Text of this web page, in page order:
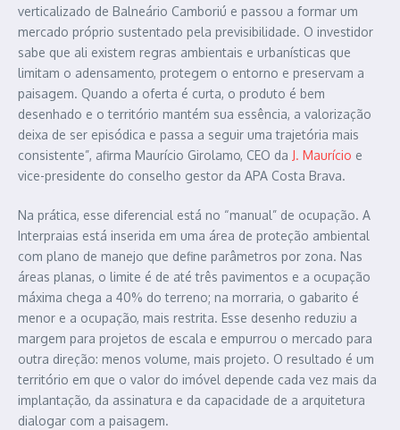
verticalizado de Balneário Camboriú e passou a formar um
mercado próprio sustentado pela previsibilidade. O investidor
sabe que ali existem regras ambientais e urbanísticas que
limitam o adensamento, protegem o entorno e preservam a
paisagem. Quando a oferta é curta, o produto é bem
desenhado e o território mantém sua essência, a valorização
deixa de ser episódica e passa a seguir uma trajetória mais
consistente”, afirma Maurício Girolamo, CEO da J. Maurício e
vice-presidente do conselho gestor da APA Costa Brava.
Na prática, esse diferencial está no “manual” de ocupação. A
Interpraias está inserida em uma área de proteção ambiental
com plano de manejo que define parâmetros por zona. Nas
áreas planas, o limite é de até três pavimentos e a ocupação
máxima chega a 40% do terreno; na morraria, o gabarito é
menor e a ocupação, mais restrita. Esse desenho reduziu a
margem para projetos de escala e empurrou o mercado para
outra direção: menos volume, mais projeto. O resultado é um
território em que o valor do imóvel depende cada vez mais da
implantação, da assinatura e da capacidade de a arquitetura
dialogar com a paisagem.